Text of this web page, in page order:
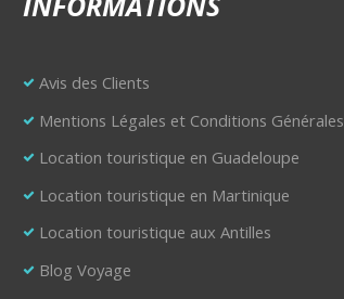
Avis des Clients
Mentions Légales et Conditions Générales
Location touristique en Guadeloupe
Location touristique en Martinique
Location touristique aux Antilles
Blog Voyage